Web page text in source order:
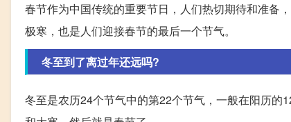
春节作为中国传统的重要节日，人们热切期待和准备
极寒，也是人们迎接春节的最后一个节气。
冬至到了离过年还远吗?
冬至是农历24个节气中的第22个节气，一般在阳历